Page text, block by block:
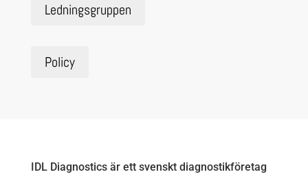
Ledningsgruppen
Policy
IDL Diagnostics är ett svenskt diagnostikföretag